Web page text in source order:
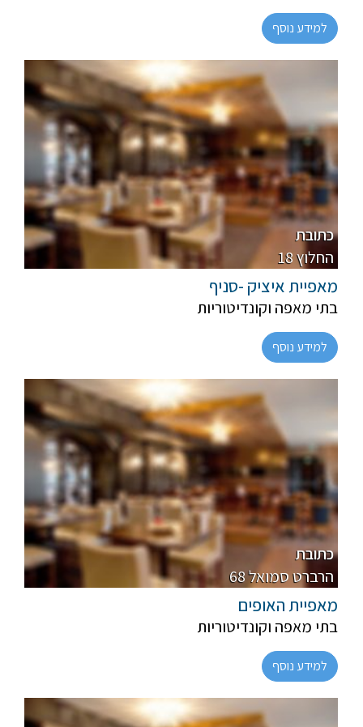
למידע נוסף
מהדרין
פרווה, חלבי
כתובת
18 החלוץ
מאפיית איציק -סניף
בתי מאפה וקונדיטוריות
למידע נוסף
מהדרין
פרווה, חלבי
כתובת
68 הרברט סמואל
מאפיית האופים
בתי מאפה וקונדיטוריות
למידע נוסף